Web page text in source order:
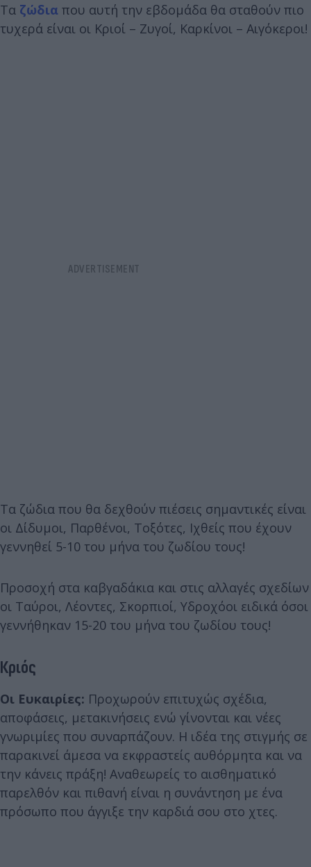
Τα ζώδια που αυτή την εβδομάδα θα σταθούν πιο
τυχερά είναι οι Κριοί – Ζυγοί, Καρκίνοι – Αιγόκεροι!
Τα ζώδια που θα δεχθούν πιέσεις σημαντικές είναι
οι Δίδυμοι, Παρθένοι, Τοξότες, Ιχθείς που έχουν
γεννηθεί 5-10 του μήνα του ζωδίου τους!
Προσοχή στα καβγαδάκια και στις αλλαγές σχεδίων
οι Ταύροι, Λέοντες, Σκορπιοί, Υδροχόοι ειδικά όσοι
γεννήθηκαν 15-20 του μήνα του ζωδίου τους!
Κριός
Οι Ευκαιρίες: Προχωρούν επιτυχώς σχέδια,
αποφάσεις, μετακινήσεις ενώ γίνονται και νέες
γνωριμίες που συναρπάζουν. Η ιδέα της στιγμής σε
παρακινεί άμεσα να εκφραστείς αυθόρμητα και να
την κάνεις πράξη! Αναθεωρείς το αισθηματικό
παρελθόν και πιθανή είναι η συνάντηση με ένα
πρόσωπο που άγγιξε την καρδιά σου στο χτες.